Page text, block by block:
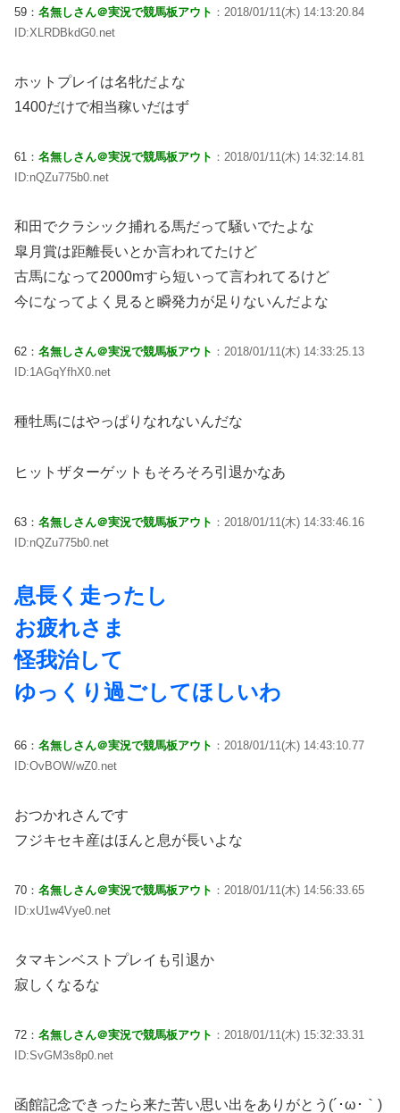
59： 名無しさん＠実況で競馬板アウト ：2018/01/11(木) 14:13:20.84
ID:XLRDBkdG0.net
ホットプレイは名牝だよな
1400だけで相当稼いだはず
61： 名無しさん＠実況で競馬板アウト ：2018/01/11(木) 14:32:14.81
ID:nQZu775b0.net
和田でクラシック捕れる馬だって騒いでたよな
皐月賞は距離長いとか言われてたけど
古馬になって2000mすら短いって言われてるけど
今になってよく見ると瞬発力が足りないんだよな
62： 名無しさん＠実況で競馬板アウト ：2018/01/11(木) 14:33:25.13
ID:1AGqYfhX0.net
種牡馬にはやっぱりなれないんだな
ヒットザターゲットもそろそろ引退かなあ
63： 名無しさん＠実況で競馬板アウト ：2018/01/11(木) 14:33:46.16
ID:nQZu775b0.net
息長く走ったし
お疲れさま
怪我治して
ゆっくり過ごしてほしいわ
66： 名無しさん＠実況で競馬板アウト ：2018/01/11(木) 14:43:10.77
ID:OvBOW/wZ0.net
おつかれさんです
フジキセキ産はほんと息が長いよな
70： 名無しさん＠実況で競馬板アウト ：2018/01/11(木) 14:56:33.65
ID:xU1w4Vye0.net
タマキンベストプレイも引退か
寂しくなるな
72： 名無しさん＠実況で競馬板アウト ：2018/01/11(木) 15:32:33.31
ID:SvGM3s8p0.net
函館記念できったら来た苦い思い出をありがとう(´･ω･｀)